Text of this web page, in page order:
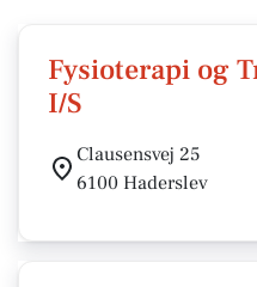
Fysioterapi og
I/S
Clausensvej 25
6100 Haderslev